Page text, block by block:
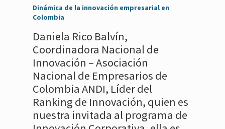
Dinámica de la innovación empresarial en
Colombia
Daniela Rico Balvín,
Coordinadora Nacional de
Innovación – Asociación
Nacional de Empresarios de
Colombia ANDI, Líder del
Ranking de Innovación, quien es
nuestra invitada al programa de